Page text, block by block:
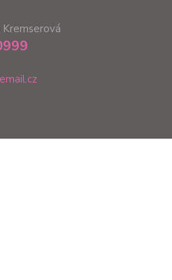
Kremserová